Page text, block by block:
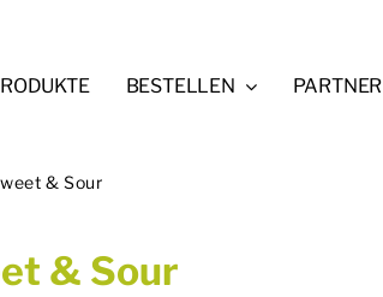
BESTELLEN PARTNER
& Sour
& Sour